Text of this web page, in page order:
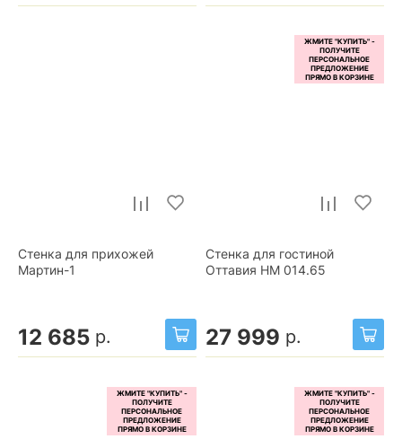
Стенка для прихожей
Мартин-1
12 685 р.
Стенка для гостиной
Оттавия НМ 014.65
27 999 р.